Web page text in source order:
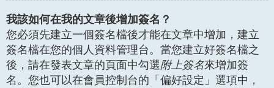
我該如何在我的文章後增加簽名？
您必須先建立一個簽名檔後才能在文章中增加，建立
簽名檔在您的個人資料管理台。當您建立好簽名檔之
後，請在發表文章的頁面中勾選附上簽名來增加簽
名。您也可以在會員控制台的「偏好設定」選項中，